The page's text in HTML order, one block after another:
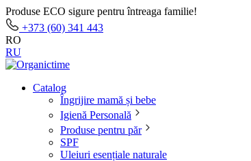
Produse ECO sigure pentru întreaga familie!
+373 (60) 341 443
RO
RU
Catalog
Îngrijire mamă și bebe
Igienă Personală
Produse pentru păr
SPF
Uleiuri esențiale naturale